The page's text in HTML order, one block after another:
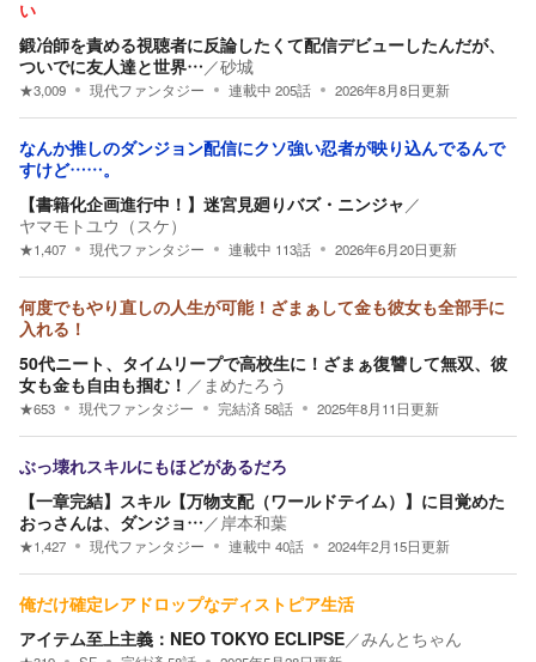
い
鍛冶師を責める視聴者に反論したくて配信デビューしたんだが、
ついでに友人達と世界… ／砂城
★3,009 現代ファンタジー 連載中 205話 2026年8月8日更新
なんか推しのダンジョン配信にクソ強い忍者が映り込んでるんで
すけど……。
【書籍化企画進行中！】迷宮見廻りバズ・ニンジャ ／
ヤマモトユウ（スケ）
★1,407 現代ファンタジー 連載中 113話 2026年6月20日更新
何度でもやり直しの人生が可能！ざまぁして金も彼女も全部手に
入れる！
50代ニート、タイムリープで高校生に！ざまぁ復讐して無双、彼
女も金も自由も掴む！ ／ まめたろう
★653 現代ファンタジー 完結済58話 2025年8月11日更新
ぶっ壊れスキルにもほどがあるだろ
【一章完結】スキル【万物支配（ワールドテイム）】に目覚めた
おっさんは、ダンジョ… ／ 岸本和葉
★1,427 現代ファンタジー 連載中 40話 2024年2月15日更新
俺だけ確定レアドロップなディストピア生活
アイテム至上主義：NEO TOKYO ECLIPSE／みんとちゃん